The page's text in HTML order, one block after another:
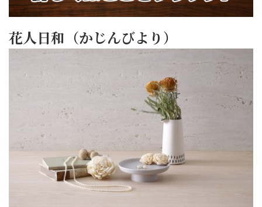
花人日和（かじんびより）